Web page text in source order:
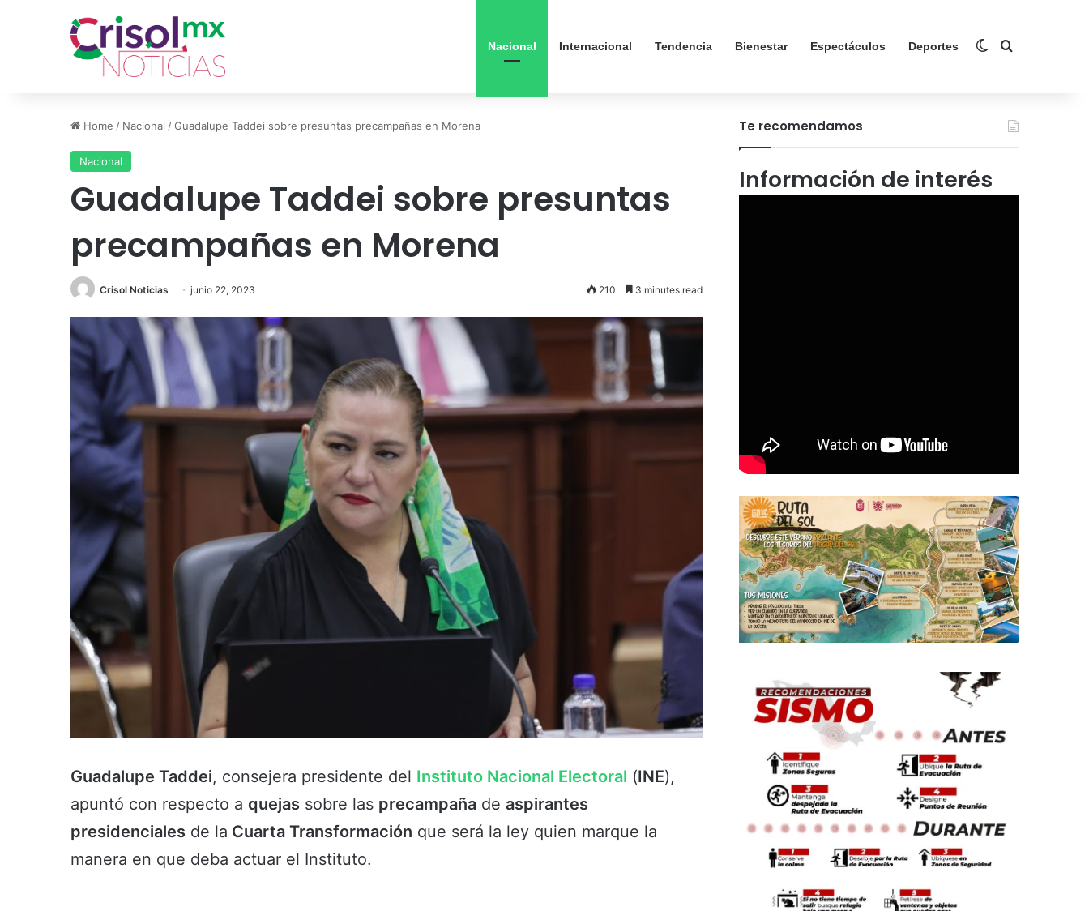
Nacional Internacional Tendencia Bienestar Espectáculos Deportes Switch skin
Search for
Home / Nacional /Guadalupe Taddei sobre presuntas precampañas en Morena
Nacional
Guadalupe Taddei sobre presuntas
precampañas en Morena
Crisol Noticias junio 22, 2023 210 3 minutes read
Guadalupe Taddei, consejera presidente del Instituto Nacional Electoral (INE),
apuntó con respecto a quejas sobre las precampaña de aspirantes
presidenciales de la Cuarta Transformación que será la ley quien marque la
manera en que deba actuar el Instituto.
Te recomendamos
Información de interés